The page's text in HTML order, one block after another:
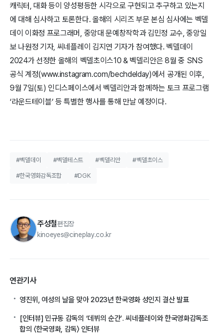
캐릭터, 대화 등이 양성평등한 시각으로 구현되고 추구하고 있는지
에 대해 심사하고 토론한다. 올해의 시리즈 부문 본심 심사에는 벡델
데이 이화정 프로그래머, 중앙대 문예창작학과 김민정 교수, 중앙일
보 나원정 기자, 씨네플레이 김지연 기자가 참여했다. 벡델데이
2024가 선정한 올해의 벡델초이스10 & 벡델리안은 8월 중 SNS
공식 계정(www.instagram.com/bechdelday)에서 공개된 이후,
9월 7일(토) 인디스페이스에서 벡델리안과 함께하는 토크 프로그램
‘라운드테이블’ 등 특별한 행사를 통해 만날 예정이다.
#벡델데이 #벡델테스트 #벡델리안 #벡델초이스
#한국영화감독조합 #DGK
주성철편집장
kinoeyes@cineplay.co.kr
연관기사
영진위, 여성의 날을 맞아 2023년 한국영화 성인지 결산 발표
[인터뷰] 민규동 감독의 ‘데뷔의 순간’. 씨네플레이와 한국영화감독조
합의 〈한국영화, 감독〉 인터뷰